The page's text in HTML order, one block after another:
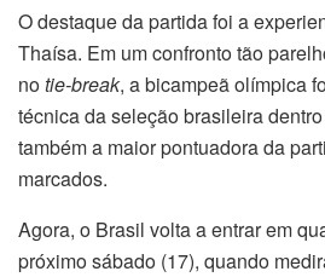
O destaque da partida foi a
Thaísa. Em um confronto tão
notie-break, a bicampeã olímpica
técnica da seleção brasileira
também a maior pontuadora da
marcados.
Agora, o Brasil volta a entrar em
próximo sábado (17), quando